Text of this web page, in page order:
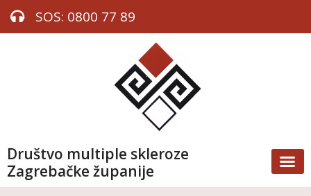
SOS: 0800 77 89
Društvo multiple skleroze
Zagrebačke županije